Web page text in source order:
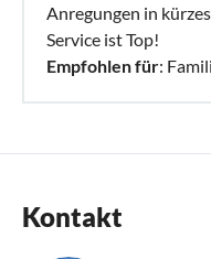
Anregungen in
Service ist Top!
Empfohlen für:
Kontakt